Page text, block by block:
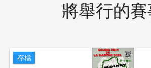
將舉行的
存檔